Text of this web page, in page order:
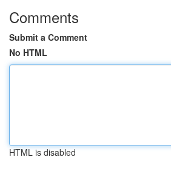
Comments
Submit a Comment
No HTML
HTML is disabled